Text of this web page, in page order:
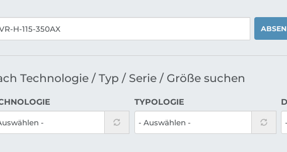
Technologie / Typ / Serie / Größe suchen
TYPOLOGIE